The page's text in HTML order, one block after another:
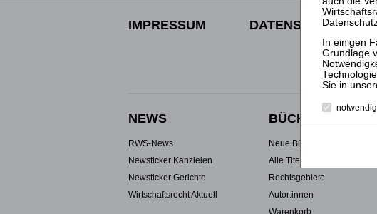
IMPRESSUM DATENSCHUTZ
NEWS
RWS-News
Newsticker Kanzleien
Newsticker Gerichte
Wirtschaftsrecht Aktuell
BÜCHER
Neue Bücher
Alle Titel
Rechtsgebiete
Autor:innen
Warenkorb
notwendig